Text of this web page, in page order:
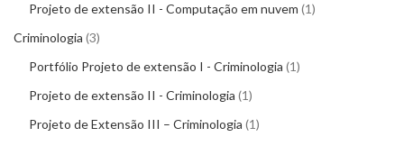
Projeto de extensão II - Computação em nuvem 1
Criminologia 3
Portfólio Projeto de extensão I - Criminologia 1
Projeto de extensão II - Criminologia 1
Projeto de Extensão III – Criminologia 1